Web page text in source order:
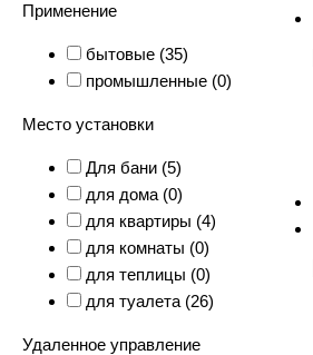
Применение
бытовые (35)
промышленные (0)
Место установки
Для бани (5)
для дома (0)
для квартиры (4)
для комнаты (0)
для теплицы (0)
для туалета (26)
Удаленное управление